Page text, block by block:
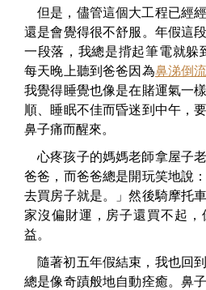
但是，儘管這個大工程已經
還是會覺得很不舒服。年假這
一段落，我總是揹起筆電就躲
每天晚上聽到爸爸因為鼻涕倒
我覺得睡覺也像是在賭運氣一
順、睡眠不佳而昏迷到中午，
鼻子痛而醒來。
心疼孩子的媽媽老師拿屋子
爸爸，而爸爸總是開玩笑地說
去買房子就是。」然後騎摩托
家沒偏財運，房子還買不起
益。
隨著初五年假結束，我也回
總是像奇蹟般地自動痊癒。鼻